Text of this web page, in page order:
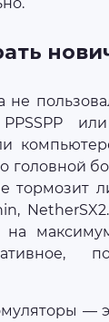
не
головной
тормозит
на
—